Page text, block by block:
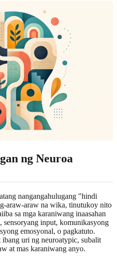
ng Neuroa
nangangahulugang "hindi
araw-araw na wika, tinutukoy nito
sa mga karaniwang inaasahan
sensoryang input, komunikasyong
emosyonal, o pagkatuto.
uri ng neuroatypic, subalit
at mas karaniwang anyo.